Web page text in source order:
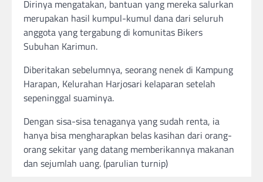
Dirinya mengatakan, bantuan yang mereka salurkan
merupakan hasil kumpul-kumul dana dari seluruh
anggota yang tergabung di komunitas Bikers
Subuhan Karimun.
Diberitakan sebelumnya, seorang nenek di Kampung
Harapan, Kelurahan Harjosari kelaparan setelah
sepeninggal suaminya.
Dengan sisa-sisa tenaganya yang sudah renta, ia
hanya bisa mengharapkan belas kasihan dari orang-
orang sekitar yang datang memberikannya makanan
dan sejumlah uang. (parulian turnip)